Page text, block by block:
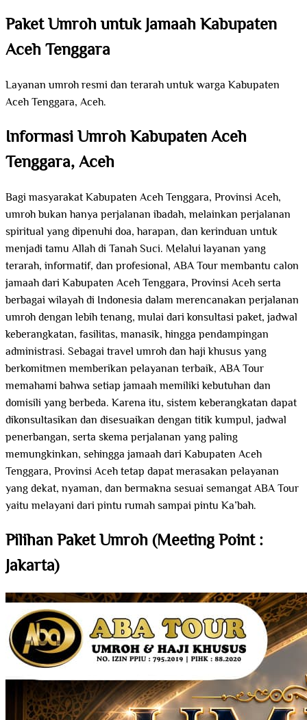
Paket Umroh untuk Jamaah Kabupaten
Aceh Tenggara
Layanan umroh resmi dan terarah untuk warga Kabupaten
Aceh Tenggara, Aceh.
Informasi Umroh Kabupaten Aceh
Tenggara, Aceh
Bagi masyarakat Kabupaten Aceh Tenggara, Provinsi Aceh,
umroh bukan hanya perjalanan ibadah, melainkan perjalanan
spiritual yang dipenuhi doa, harapan, dan kerinduan untuk
menjadi tamu Allah di Tanah Suci. Melalui layanan yang
terarah, informatif, dan profesional, ABA Tour membantu calon
jamaah dari Kabupaten Aceh Tenggara, Provinsi Aceh serta
berbagai wilayah di Indonesia dalam merencanakan perjalanan
umroh dengan lebih tenang, mulai dari konsultasi paket, jadwal
keberangkatan, fasilitas, manasik, hingga pendampingan
administrasi. Sebagai travel umroh dan haji khusus yang
berkomitmen memberikan pelayanan terbaik, ABA Tour
memahami bahwa setiap jamaah memiliki kebutuhan dan
domisili yang berbeda. Karena itu, sistem keberangkatan dapat
dikonsultasikan dan disesuaikan dengan titik kumpul, jadwal
penerbangan, serta skema perjalanan yang paling
memungkinkan, sehingga jamaah dari Kabupaten Aceh
Tenggara, Provinsi Aceh tetap dapat merasakan pelayanan
yang dekat, nyaman, dan bermakna sesuai semangat ABA Tour
yaitu melayani dari pintu rumah sampai pintu Ka’bah.
Pilihan Paket Umroh (Meeting Point :
Jakarta)